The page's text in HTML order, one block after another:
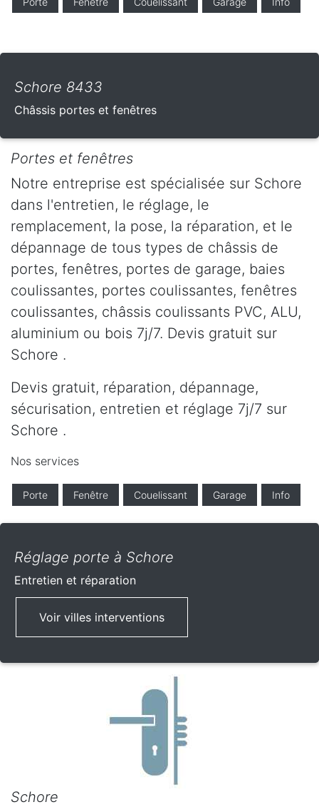
Schore 8433
Châssis portes et fenêtres
Portes et fenêtres
Notre entreprise est spécialisée sur Schore
dans l'entretien, le réglage, le
remplacement, la pose, la réparation, et le
dépannage de tous types de châssis de
portes, fenêtres, portes de garage, baies
coulissantes, portes coulissantes, fenêtres
coulissantes, châssis coulissants PVC, ALU,
aluminium ou bois 7j/7. Devis gratuit sur
Schore .
Devis gratuit, réparation, dépannage,
sécurisation, entretien et réglage 7j/7 sur
Schore .
Nos services
Porte Fenêtre Couelissant Garage Info
Réglage porte à Schore
Entretien et réparation
Voir villes interventions
Schore